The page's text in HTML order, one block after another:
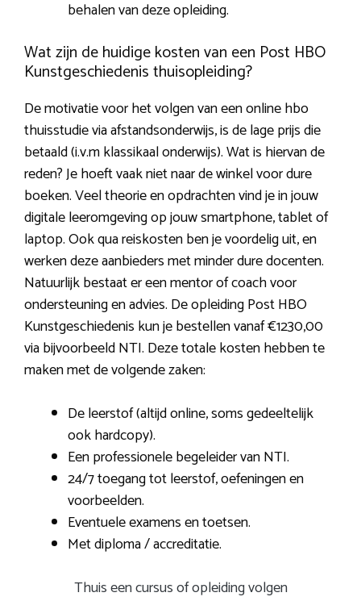
behalen van deze opleiding.
Wat zijn de huidige kosten van een Post HBO
Kunstgeschiedenis thuisopleiding?
De motivatie voor het volgen van een online hbo
thuisstudie via afstandsonderwijs, is de lage prijs die
betaald (i.v.m klassikaal onderwijs). Wat is hiervan de
reden? Je hoeft vaak niet naar de winkel voor dure
boeken. Veel theorie en opdrachten vind je in jouw
digitale leeromgeving op jouw smartphone, tablet of
laptop. Ook qua reiskosten ben je voordelig uit, en
werken deze aanbieders met minder dure docenten.
Natuurlijk bestaat er een mentor of coach voor
ondersteuning en advies. De opleiding Post HBO
Kunstgeschiedenis kun je bestellen vanaf €1230,00
via bijvoorbeeld NTI. Deze totale kosten hebben te
maken met de volgende zaken:
De leerstof (altijd online, soms gedeeltelijk
ook hardcopy).
Een professionele begeleider van NTI.
24/7 toegang tot leerstof, oefeningen en
voorbeelden.
Eventuele examens en toetsen.
Met diploma / accreditatie.
Thuis een cursus of opleiding volgen